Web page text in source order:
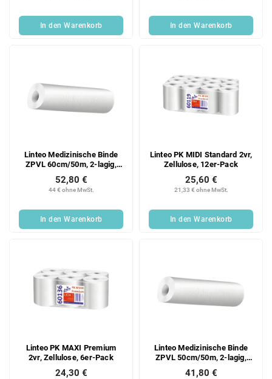
In den Warenkorb In den Warenkorb
Linteo Medizinische Binde
ZPVL 60cm/50m, 2-lagig,
44 € ohne MwSt.
52,80 €
In den Warenkorb
Linteo PK MIDI Standard 2vr,
Zellulose, 12er-Pack
21,33 € ohne MwSt.
25,60 €
In den Warenkorb
Linteo PK MAXI Premium
2vr, Zellulose, 6er-Pack
24,30 €
Linteo Medizinische Binde
ZPVL 50cm/50m, 2-lagig,
Zellstoff, 9er Packung
41,80 €